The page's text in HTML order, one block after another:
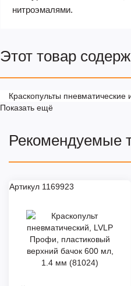
нитроэмалями.
Этот товар
Краскопульты
Показать ещё
Рекомендуемые
Артикул 1169923